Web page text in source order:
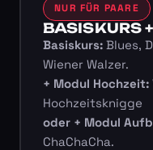
NUR FÜR PAARE
BASISKURS
Basiskurs:Blues,
Wiener Walzer.
+ Modul Hochzeit:
Hochzeitsknigge
oder + Modul
ChaChaCha.